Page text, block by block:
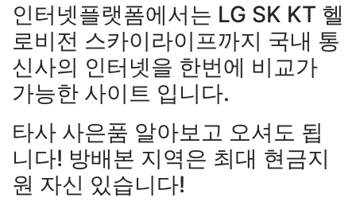
인터넷플랫폼에서는 LG SK KT 헬
로비전 스카이라이프까지 국내 통
신사의 인터넷을 한번에 비교가
가능한 사이트 입니다.
타사 사은품 알아보고 오셔도 됩
니다! 방배본 지역은 최대 현금지
원 자신 있습니다!
KT 김*실 상담완료
LG 박*찬상담중
KT 이*창 접수완료
SK 박*혜
접수완료
SK 윤*열
KT 정*근
LG 전*호상담중
KT 강*구접수완료
KT 김*석접수완료
강*구 KT
김*석 LG48만원+@지급
김*욱 KT설치완료
박*출 LG48만원+@지급